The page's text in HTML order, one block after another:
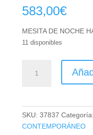
583,00€
MESITA DE NOCHE
11 disponibles
SKU: 37837 Categoría:
CONTEMPORÁNEO